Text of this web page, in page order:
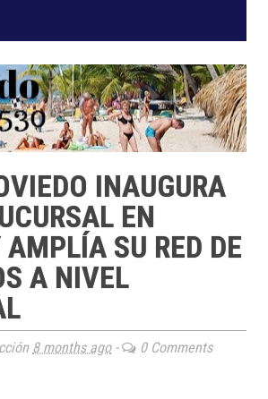
INAUGURA
EN
SU RED DE
A NIVEL
8 months ago- 0 Comments